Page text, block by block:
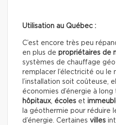
Utilisation au Québec :
C’est encore très peu
en plus de propriétaires de
systèmes de chauffage
remplacer l’électricité ou le
l’installation soit coûteuse,
économies d’énergie à
hôpitaux, écoles et
la géothermie pour réduire
d’énergie. Certaines villes